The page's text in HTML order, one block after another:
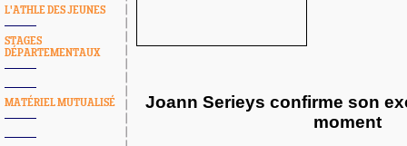
L'ATHLE DES JEUNES
STAGES
DÉPARTEMENTAUX
MATÉRIEL MUTUALISÉ
Joann Serieys confirme son
moment